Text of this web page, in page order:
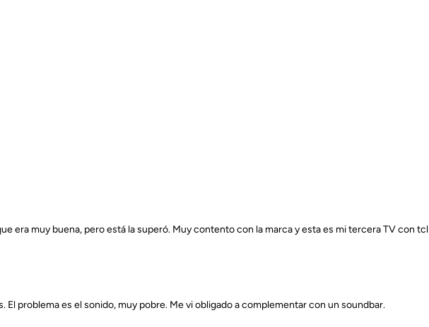
era muy buena, pero está la superó. Muy contento con la marca y esta es mi tercera TV con tcl
problema es el sonido, muy pobre. Me vi obligado a complementar con un soundbar.